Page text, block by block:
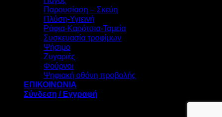
Παρουσίαση – Σκεύη
Πλύση-Υγιεινή
Ράφια-Καρότσια-Ταμεία
Συσκευασία τροφίμων
Ψήσιμο
Ζυγαριές
Φούρνοι
Ψηφιακή οθόνη προβολής
ΕΠΙΚΟΙΝΩΝΙΑ
Σύνδεση / Εγγραφή